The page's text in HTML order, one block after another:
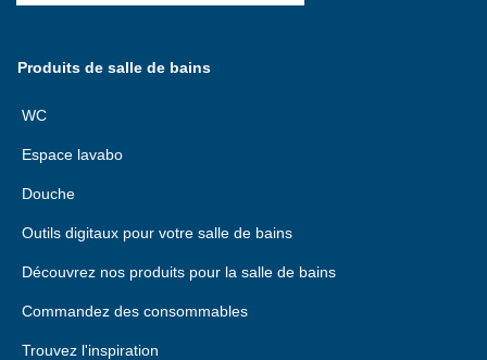
Produits de salle de bains
WC
Espace lavabo
Douche
Outils digitaux pour votre salle de bains
Découvrez nos produits pour la salle de bains
Commandez des consommables
Trouvez l'inspiration